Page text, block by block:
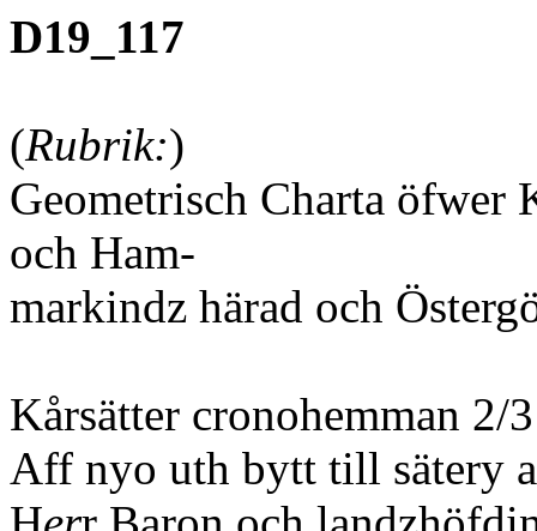
D19_117
(Rubrik:)
Geometrisch Charta öfwer
och Ham-
markindz härad och
Kårsätter cronohemman 2/3
Aff nyo uth bytt till sätery